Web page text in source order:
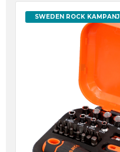
SWEDEN ROCK KAMPANJ